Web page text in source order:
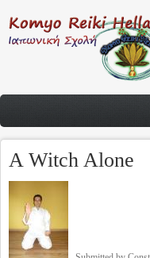
Skip to main content
A Witch Alone